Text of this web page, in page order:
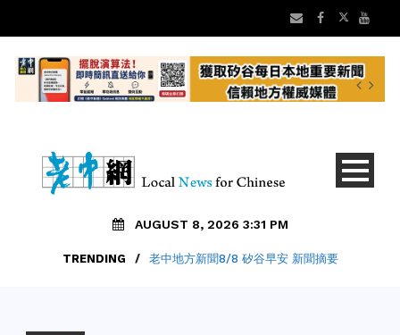
AUGUST 8, 2026 3:31 PM
TRENDING / 老中地方新聞8/8 矽谷早安 新聞摘要